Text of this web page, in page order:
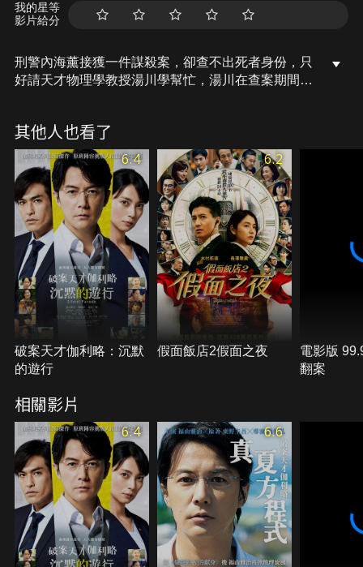
我的星等
影片給分
刑警內海薰接獲一件謀殺案，卻查不出死者身份，只
好請天才物理學教授湯川學幫忙，湯川在查案期間，
學天才湯川遇上了與數學天才石神，兩人將如何展開
天才大對決？湯川要如何破解這宗完美的謀殺案？
其他人也看了
6.4
破案天才伽利略：沉默
的遊行
6.2
假面飯店2假面之夜
電影版
翻案
相關影片
6.4 6.6